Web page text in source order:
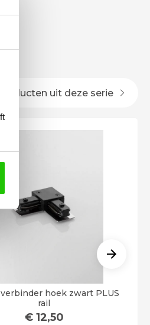
uit deze serie
hoek zwart PLUS
rail
€12,50